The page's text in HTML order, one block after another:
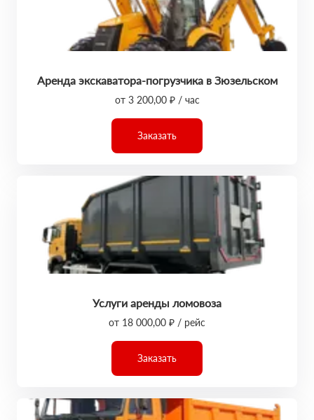
Аренда экскаватора-погрузчика в Зюзельском
от 3 200,00 ₽ / час
Заказать
Услуги аренды ломовоза
от 18 000,00 ₽ / рейс
Заказать